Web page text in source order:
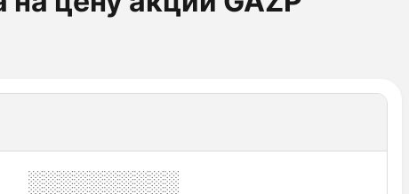
░░░░░░░░░░